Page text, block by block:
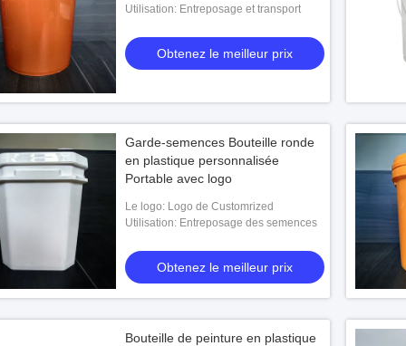
Utilisation: Entreposage et transport
Obtenez le meilleur prix
Garde-semences Bouteille ronde
en plastique personnalisée
Portable avec logo
Le logo: Logo de Customrized
Utilisation: Entreposage des semences
Obtenez le meilleur prix
Bouteille de peinture en plastique